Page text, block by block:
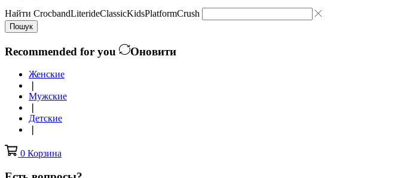
Найти CrocbandLiterideClassicKidsPlatformCrush
Пошук
Recommended for you Оновити
Женские
Мужские
Детские
0 Корзина